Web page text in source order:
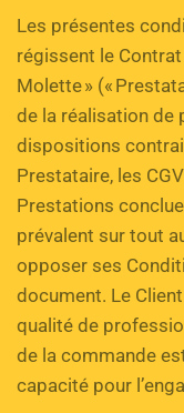
Les présentes
régissent le Contrat
Molette » («
de la réalisation de
dispositions
Prestataire, les
Prestations
prévalent sur tout
opposer ses
document. Le
qualité de
de la commande
capacité pour